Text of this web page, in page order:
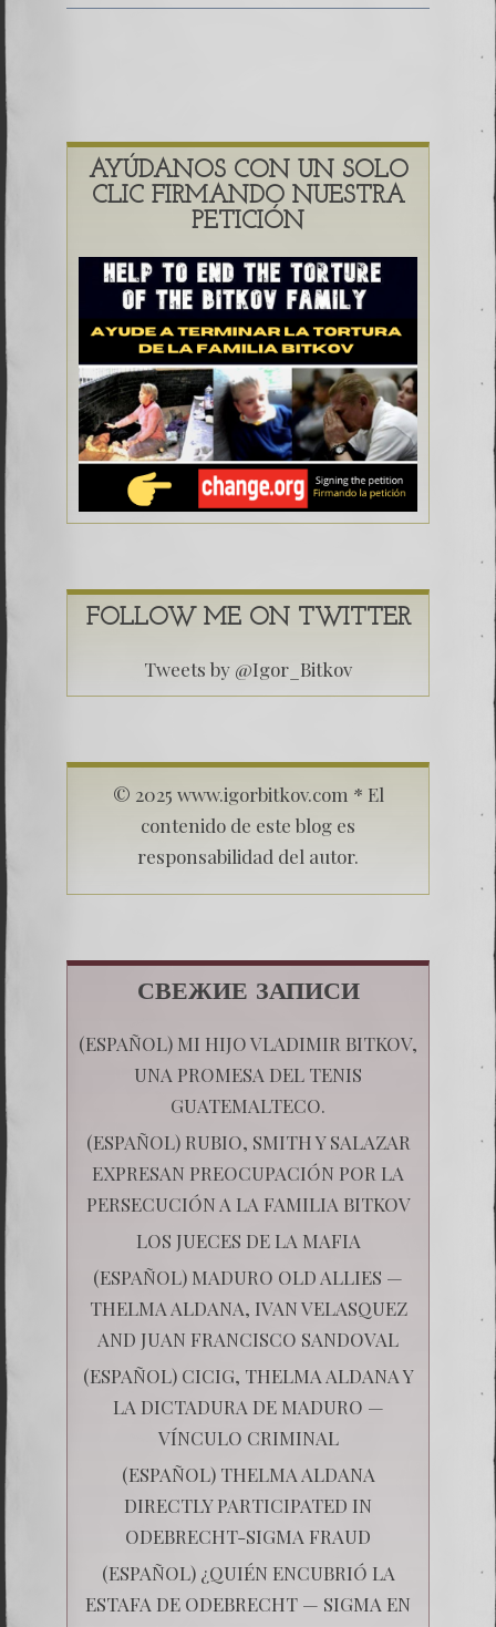
AYÚDANOS CON UN SOLO
CLIC FIRMANDO NUESTRA
PETICIÓN
FOLLOW ME ON TWITTER
Tweets by @Igor_Bitkov
© 2025 www.igorbitkov.com * El
contenido de este blog es
responsabilidad del autor.
СВЕЖИЕ ЗАПИСИ
(ESPAÑOL) MI HIJO VLADIMIR BITKOV,
UNA PROMESA DEL TENIS
GUATEMALTECO.
(ESPAÑOL) RUBIO, SMITH Y SALAZAR
EXPRESAN PREOCUPACIÓN POR LA
PERSECUCIÓN A LA FAMILIA BITKOV
LOS JUECES DE LA MAFIA
(ESPAÑOL) MADURO OLD ALLIES —
THELMA ALDANA, IVAN VELASQUEZ
AND JUAN FRANCISCO SANDOVAL
(ESPAÑOL) CICIG, THELMA ALDANA Y
LA DICTADURA DE MADURO —
VÍNCULO CRIMINAL
(ESPAÑOL) THELMA ALDANA
DIRECTLY PARTICIPATED IN
ODEBRECHT-SIGMA FRAUD
(ESPAÑOL) ¿QUIÉN ENCUBRIÓ LA
ESTAFA DE ODEBRECHT — SIGMA EN